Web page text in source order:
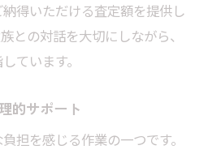
得いただける査定額を提供し
との対話を大切にしながら、
ています。
的サポート
担を感じる作業の一つです。